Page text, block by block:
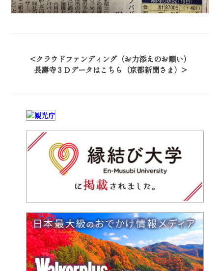
クラウドファンディング（お力添えのお願い）
長壽寺３Ｄデータはこちら（京都新聞さま）